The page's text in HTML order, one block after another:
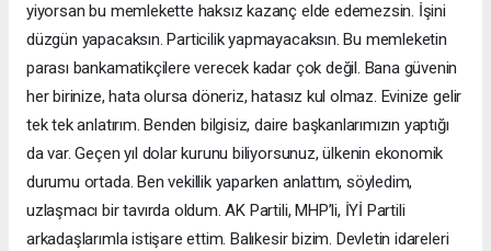
yiyorsan bu memlekette haksız kazanç elde edemezsin. İşini
düzgün yapacaksın. Particilik yapmayacaksın. Bu memleketin
parası bankamatikçilere verecek kadar çok değil. Bana güvenin
her birinize, hata olursa döneriz, hatasız kul olmaz. Evinize gelir
tek tek anlatırım. Benden bilgisiz, daire başkanlarımızın yaptığı
da var. Geçen yıl dolar kurunu biliyorsunuz, ülkenin ekonomik
durumu ortada. Ben vekillik yaparken anlattım, söyledim,
uzlaşmacı bir tavırda oldum. AK Partili, MHP’li, İYİ Partili
arkadaşlarımla istişare ettim. Balıkesir bizim. Devletin idareleri